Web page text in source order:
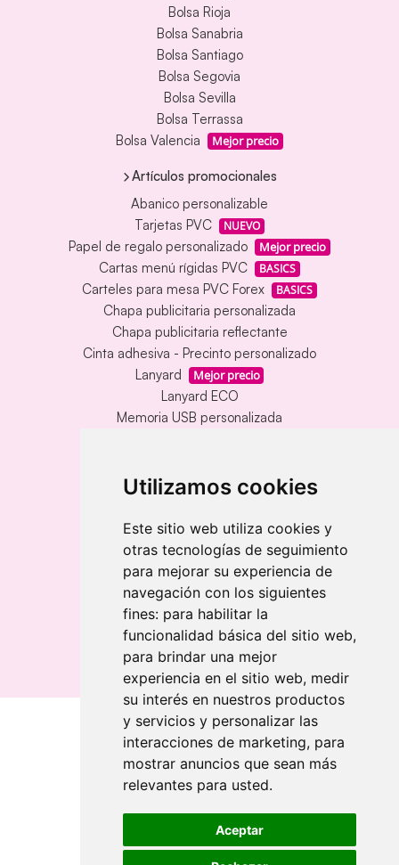
Utilizamos cookies
Este sitio web utiliza cookies y
otras tecnologías de seguimiento
para mejorar su experiencia de
navegación con los siguientes
fines: para habilitar la
funcionalidad básica del sitio web,
para brindar una mejor
experiencia en el sitio web, medir
su interés en nuestros productos
y servicios y personalizar las
interacciones de marketing, para
mostrar anuncios que sean más
relevantes para usted.
Aceptar
Bolsa Rioja
Bolsa Sanabria
Bolsa Santiago
Bolsa Segovia
Bolsa Sevilla
Bolsa Terrassa
Bolsa Valencia
Mejor precio
Artículos promocionales
Abanico personalizable
Tarjetas PVC
NUEVO
Papel de regalo personalizado Mejor precio
Cartas menú rígidas PVC BASICS
Carteles para mesa PVC Forex BASICS
Chapa publicitaria personalizada
Chapa publicitaria reflectante
Cinta adhesiva - Precinto personalizado
Lanyard
Mejor precio
Lanyard ECO
Memoria USB personalizada
Llavero redondo en madera y metal
Llavero rectangular en madera clara
Banderolas
Banderolas Gota
Banderolas Rectangulares
Banderolas Surf
Quiénes somos
Revendedores
Revendedores
Imprenta sostenible
Imprenta sostenible
Premiamos tu fidelidad
Premiamos tu fidelidad